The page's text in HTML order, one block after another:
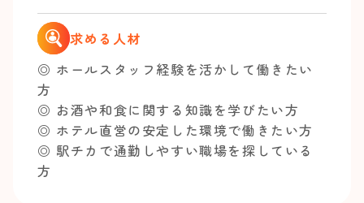
求める人材
◎ ホールスタッフ経験を活かして働きたい
方
◎ お酒や和食に関する知識を学びたい方
◎ ホテル直営の安定した環境で働きたい方
◎ 駅チカで通勤しやすい職場を探している
方